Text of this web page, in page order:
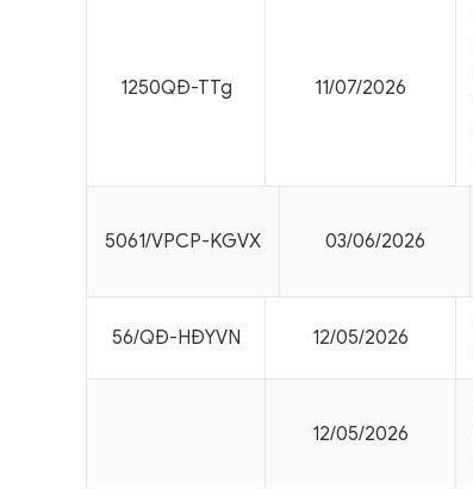
1250QÐ-TTg 11/07/2026
5061/VPCP-KGVX 03/06/2026
56/QÐ-HÐYVN 12/05/2026
12/05/2026